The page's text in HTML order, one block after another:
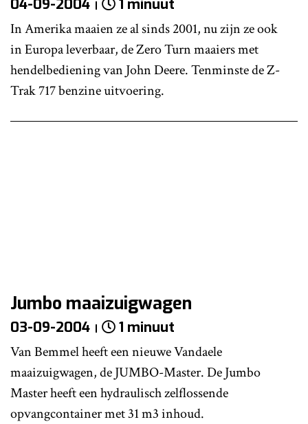
04-09-2004 1 minuut
In Amerika maaien ze al sinds 2001, nu zijn ze ook
in Europa leverbaar, de Zero Turn maaiers met
hendelbediening van John Deere. Tenminste de Z-
Trak 717 benzine uitvoering.
Jumbo maaizuigwagen
03-09-2004 1 minuut
Van Bemmel heeft een nieuwe Vandaele
maaizuigwagen, de JUMBO-Master. De Jumbo
Master heeft een hydraulisch zelflossende
opvangcontainer met 31 m3 inhoud.